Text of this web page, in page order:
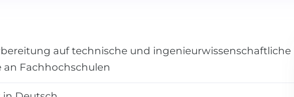
auf technische und ingenieurwissenschaftliche
Fachhochschulen